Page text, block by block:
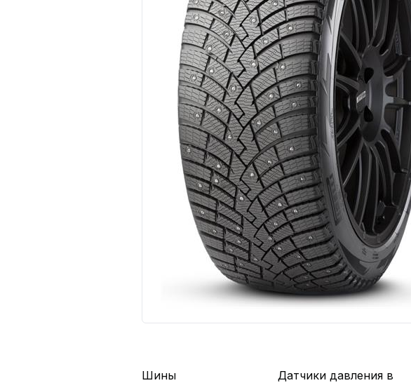
Шины
Датчики давления в